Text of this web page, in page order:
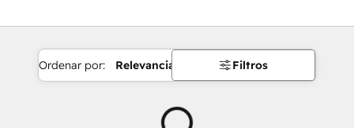
Ordenar por: Relevancia Filtros
Cargando